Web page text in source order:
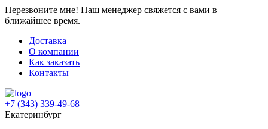
Перезвоните мне! Наш менеджер свяжется с вами в
ближайшее время.
Доставка
О компании
Как заказать
Контакты
+7 (343) 339-49-68
Екатеринбург